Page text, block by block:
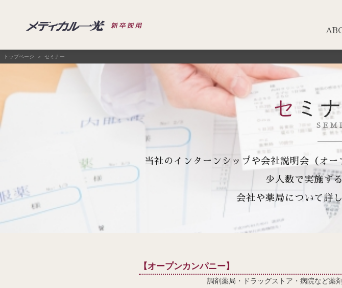
トップページ セミナー
セミ
当社のインターンシップや会社説明会（オ
少人数で実施す
会社や薬局について詳
【オープンカンパニー】
調剤薬局・ドラッグストア・病院など薬